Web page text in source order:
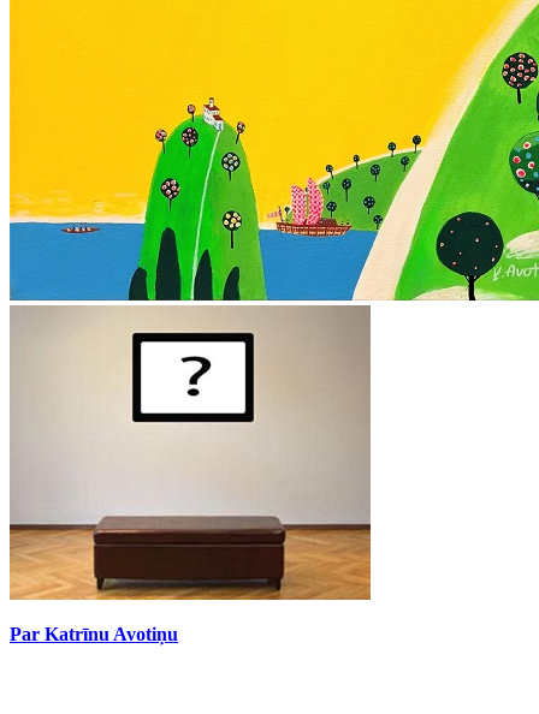
Par Katrīnu Avotiņu